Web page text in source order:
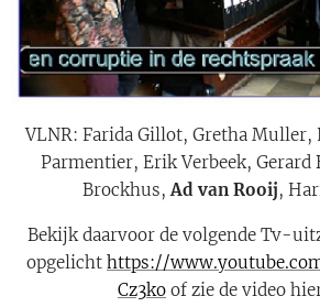
VLNR: Farida Gillot, Gretha Muller,
Parmentier, Erik Verbeek, Gerard
Brockhus,Ad van Rooij,
Bekijk daarvoor de volgende Tv-
opgelicht https://
Cz3ko of zie de video